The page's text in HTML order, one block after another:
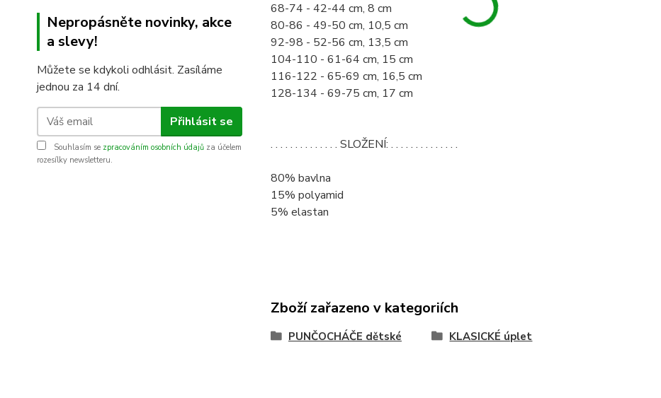
Nepropásněte novinky, akce
a slevy!
Můžete se kdykoli odhlásit. Zasíláme
jednou za 14 dní.
Přihlásit se
Souhlasím se zpracováním osobních údajů za účelem
rozesílky newsletteru.
68-74 - 42-44 cm, 8 cm
80-86 - 49-50 cm, 10,5 cm
92-98 - 52-56 cm, 13,5 cm
104-110 - 61-64 cm, 15 cm
116-122 - 65-69 cm, 16,5 cm
128-134 - 69-75 cm, 17 cm
. . . . . . . . . . . . . . SLOŽENÍ: . . . . . . . . . . . . . .
80% bavlna
15% polyamid
5% elastan
Zboží zařazeno v kategoriích
PUNČOCHÁČE dětské KLASICKÉ úplet